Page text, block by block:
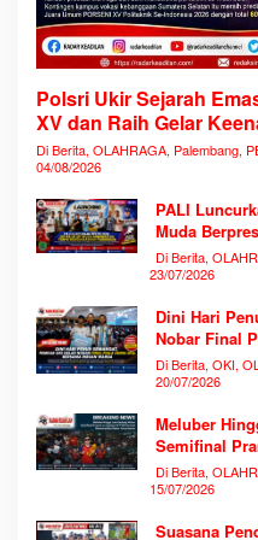
Polsri Ukir Sejarah
XV dan Raih Gelar
Di Berita, OLAHRAGA, Palembang,
04/08/2026
PALI
Muda
Pendidikan
Di Berita,
23/07/2026
Dini Hari
Nobar Final
Warga
Di Berita, OKI,
20/07/2026
Meluber
Semifinal
Di Berita,
15/07/2026
Suasana